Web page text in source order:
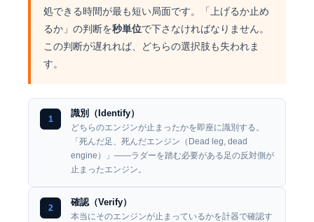
処できる時間が最も短い局面です。「上げるか止め
るか」の判断を秒単位で下さなければなりません。
この判断が遅れれば、どちらの選択肢も失われま
す。
1
識別（Identify）
どちらのエンジンが止まったかを即座に識別する。
「死んだ足、死んだエンジン（Dead leg, dead
engine）」——ラダーを踏む必要がある足の反対側が
止まったエンジン。
2
確認（Verify）
本当にそのエンジンが止まっているかを計器で確認す